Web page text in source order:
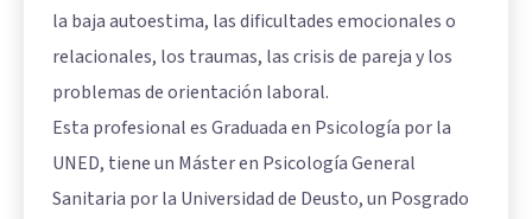
la baja autoestima, las dificultades emocionales o
relacionales, los traumas, las crisis de pareja y los
problemas de orientación laboral.
Esta profesional es Graduada en Psicología por la
UNED, tiene un Máster en Psicología General
Sanitaria por la Universidad de Deusto, un Posgrado